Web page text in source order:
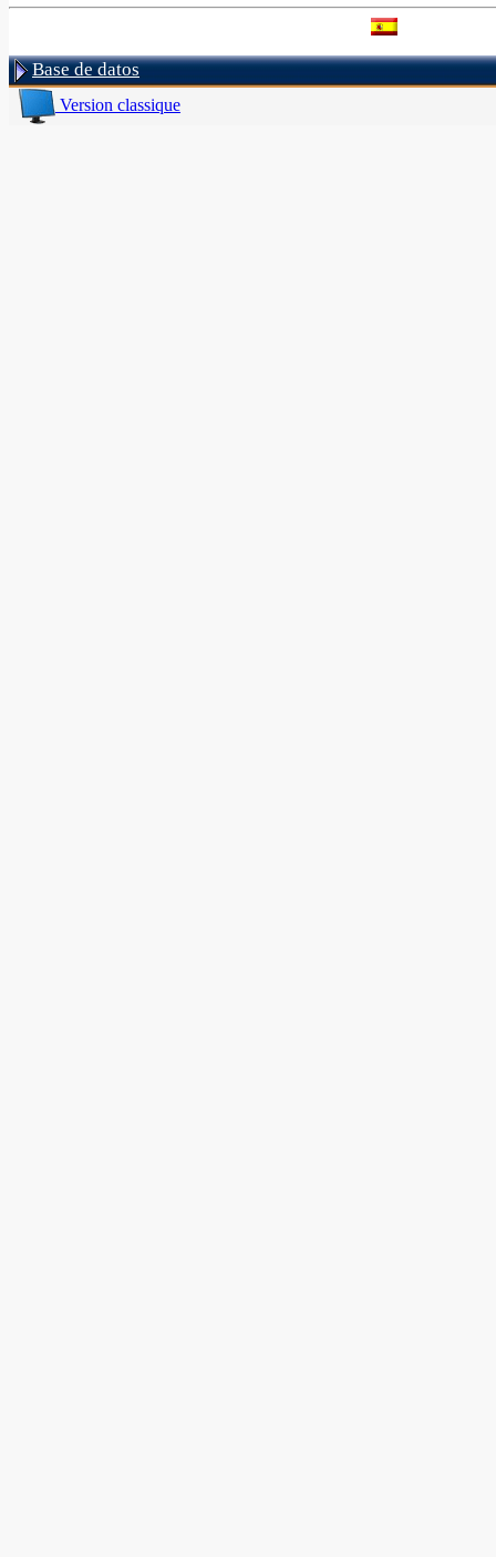
Base de datos
Version classique